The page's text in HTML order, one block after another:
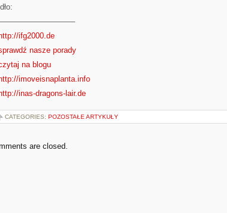
http://ifg2000.de
nasze porady
na blogu
http://imoveisnaplanta.info
http://inas-dragons-lair.de
CATEGORIES: POZOSTAŁE ARTYKUŁY
are closed.